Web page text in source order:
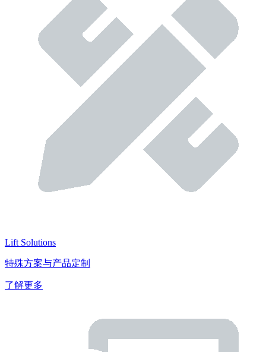
Lift Solutions
特殊方案与产品定制
了解更多